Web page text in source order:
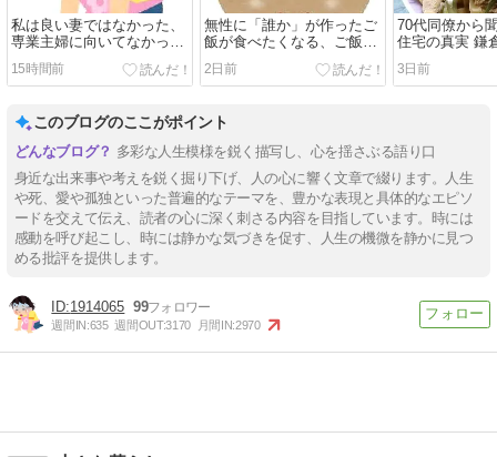
私は良い妻ではなかった、
専業主婦に向いてなかった
理由
15時間前
無性に「誰か」が作ったご
飯が食べたくなる、ご飯の
お供
2日前
70代同僚から
住宅の真実 鎌
ンチ
3日前
このブログのここがポイント
多彩な人生模様を鋭く描写し、心を揺さぶる語り口
身近な出来事や考えを鋭く掘り下げ、人の心に響く文章で綴ります。人生
や死、愛や孤独といった普遍的なテーマを、豊かな表現と具体的なエピソ
ードを交えて伝え、読者の心に深く刺さる内容を目指しています。時には
感動を呼び起こし、時には静かな気づきを促す、人生の機微を静かに見つ
める批評を提供します。
1914065 99
週間IN:635 週間OUT:3170 月間IN:2970